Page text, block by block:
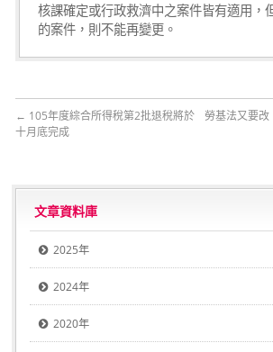
核課確定或行政救濟中之案件皆有適用，
的案件，則不能再變更。
← 105年度綜合所得稅第2批退稅將於
十月底完成
勞基法又要
文章資料庫
2025年
2024年
2020年